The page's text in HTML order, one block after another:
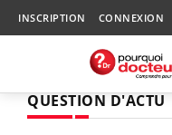
INSCRIPTION CONNEXION
QUESTION D'ACTU